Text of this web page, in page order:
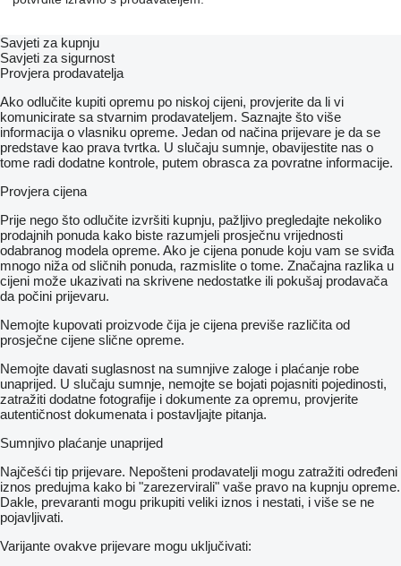
Savjeti za kupnju
Savjeti za sigurnost
Provjera prodavatelja
Ako odlučite kupiti opremu po niskoj cijeni, provjerite da li vi
komunicirate sa stvarnim prodavateljem. Saznajte što više
informacija o vlasniku opreme. Jedan od načina prijevare je da se
predstave kao prava tvrtka. U slučaju sumnje, obavijestite nas o
tome radi dodatne kontrole, putem obrasca za povratne informacije.
Provjera cijena
Prije nego što odlučite izvršiti kupnju, pažljivo pregledajte nekoliko
prodajnih ponuda kako biste razumjeli prosječnu vrijednosti
odabranog modela opreme. Ako je cijena ponude koju vam se sviđa
mnogo niža od sličnih ponuda, razmislite o tome. Značajna razlika u
cijeni može ukazivati ​​na skrivene nedostatke ili pokušaj prodavača
da počini prijevaru.
Nemojte kupovati proizvode čija je cijena previše različita od
prosječne cijene slične opreme.
Nemojte davati suglasnost na sumnjive zaloge i plaćanje robe
unaprijed. U slučaju sumnje, nemojte se bojati pojasniti pojedinosti,
zatražiti dodatne fotografije i dokumente za opremu, provjerite
autentičnost dokumenata i postavljajte pitanja.
Sumnjivo plaćanje unaprijed
Najčešći tip prijevare. Nepošteni prodavatelji mogu zatražiti određeni
iznos predujma kako bi "zarezervirali" vaše pravo na kupnju opreme.
Dakle, prevaranti mogu prikupiti veliki iznos i nestati, i više se ne
pojavljivati.
Varijante ovakve prijevare mogu uključivati: